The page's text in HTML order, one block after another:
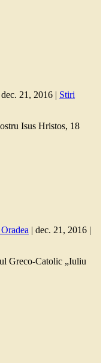
dec. 21, 2016 | Stiri
Isus Hristos, 18
| dec. 21, 2016 |
Greco-Catolic „Iuliu